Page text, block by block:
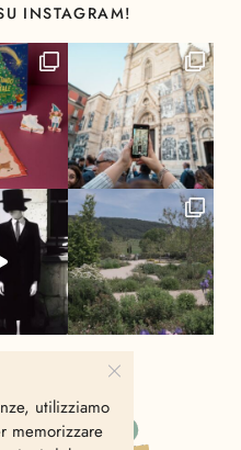
INSTAGRAM!
utilizziamo
memorizzare